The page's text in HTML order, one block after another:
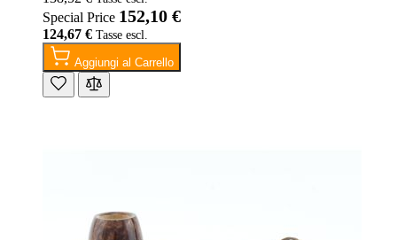
Special Price 152,10 €
124,67 €
Aggiungi al Carrello